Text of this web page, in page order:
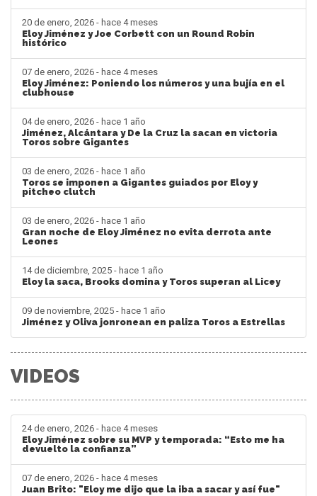
20 de enero, 2026 - hace 4 meses
Eloy Jiménez y Joe Corbett con un Round Robin
histórico
07 de enero, 2026 - hace 4 meses
Eloy Jiménez: Poniendo los números y una bujía en el
clubhouse
04 de enero, 2026 - hace 1 año
Jiménez, Alcántara y De la Cruz la sacan en victoria
Toros sobre Gigantes
03 de enero, 2026 - hace 1 año
Toros se imponen a Gigantes guiados por Eloy y
pitcheo clutch
03 de enero, 2026 - hace 1 año
Gran noche de Eloy Jiménez no evita derrota ante
Leones
14 de diciembre, 2025 - hace 1 año
Eloy la saca, Brooks domina y Toros superan al Licey
09 de noviembre, 2025 - hace 1 año
Jiménez y Oliva jonronean en paliza Toros a Estrellas
VIDEOS
24 de enero, 2026 - hace 4 meses
Eloy Jiménez sobre su MVP y temporada: “Esto me ha
devuelto la confianza”
07 de enero, 2026 - hace 4 meses
Juan Brito: "Eloy me dijo que la iba a sacar y así fue"